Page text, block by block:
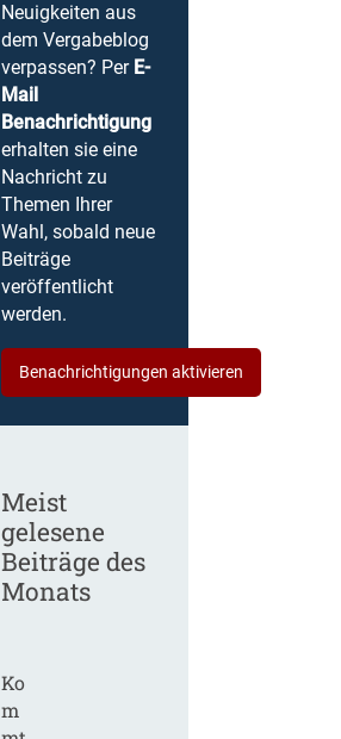
Neuigkeiten aus
dem Vergabeblog
verpassen? Per E-
Mail
Benachrichtigung
erhalten sie eine
Nachricht zu
Themen Ihrer
Wahl, sobald neue
Beiträge
veröffentlicht
werden.
Benachrichtigungen aktivieren
Meist
gelesene
Beiträge des
Monats
Ko
m